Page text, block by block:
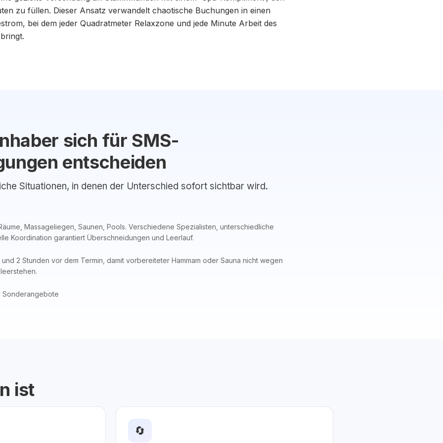
zu füllen. Dieser Ansatz verwandelt chaotische Buchungen in einen
bei dem jeder Quadratmeter Relaxzone und jede Minute Arbeit des
sich für SMS-
entscheiden
Situationen, in denen der Unterschied sofort sichtbar wird.
Massageliegen, Saunen, Pools. Verschiedene Spezialisten, unterschiedliche
Koordination garantiert Überschneidungen und Leerlauf.
2 Stunden vor dem Termin, damit vorbereiteter Hammam oder Sauna nicht wegen
Sonderangebote
ist
🔄